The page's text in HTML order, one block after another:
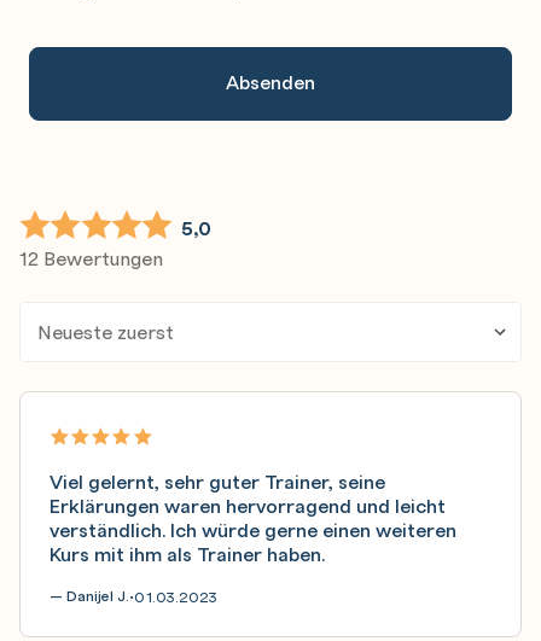
5,0
12 Bewertungen
Viel gelernt, sehr guter Trainer, seine
Erklärungen waren hervorragend und leicht
verständlich. Ich würde gerne einen weiteren
Kurs mit ihm als Trainer haben.
— Danijel J.•01.03.2023